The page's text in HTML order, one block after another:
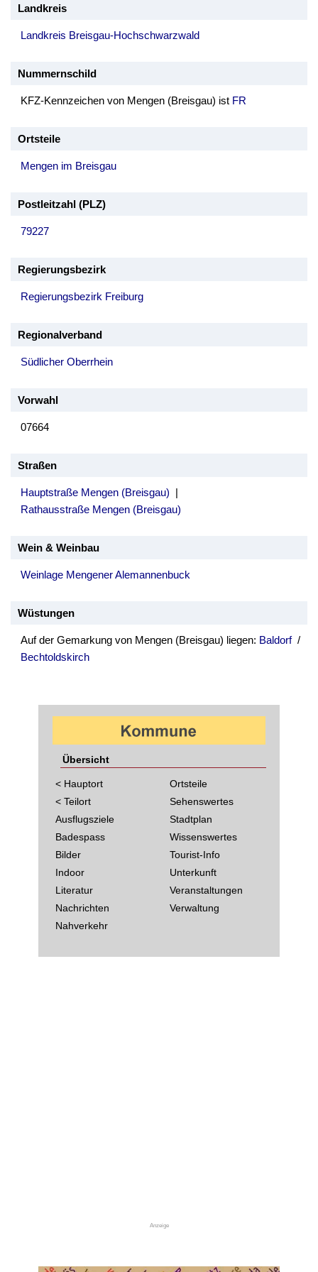
Landkreis
Landkreis Breisgau-Hochschwarzwald
Nummernschild
KFZ-Kennzeichen von Mengen (Breisgau) ist FR
Ortsteile
Mengen im Breisgau
Postleitzahl (PLZ)
79227
Regierungsbezirk
Regierungsbezirk Freiburg
Regionalverband
Südlicher Oberrhein
Vorwahl
07664
Straßen
Hauptstraße Mengen (Breisgau) |
Rathausstraße Mengen (Breisgau)
Wein & Weinbau
Weinlage Mengener Alemannenbuck
Wüstungen
Auf der Gemarkung von Mengen (Breisgau) liegen: Baldorf /
Bechtoldskirch
Übersicht
< Hauptort
< Teilort
Ausflugsziele
Badespass
Bilder
Indoor
Literatur
Nachrichten
Nahverkehr
Ortsteile
Sehenswertes
Stadtplan
Wissenswertes
Tourist-Info
Unterkunft
Veranstaltungen
Verwaltung
Anzeige